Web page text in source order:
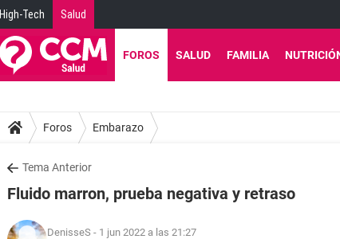
High-Tech Salud
FOROS SALUD FAMILIA
Foros Embarazo
Tema Anterior
Fluido marron, prueba negativa y retraso
DenisseS - 1 jun 2022 a las 21:27